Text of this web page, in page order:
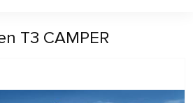
T3 CAMPER